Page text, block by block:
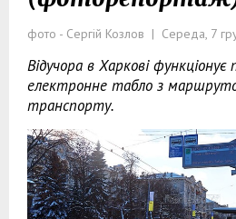
фото - Сергій Козлов | Середа, 7
Відучора в Харкові
електронне табло з
транспорту.